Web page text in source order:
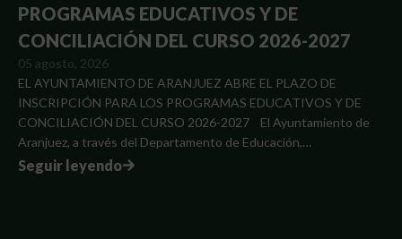
PROGRAMAS EDUCATIVOS Y DE
CONCILIACIÓN DEL CURSO 2026-2027
05 agosto, 2026
EL AYUNTAMIENTO DE ARANJUEZ ABRE EL PLAZO DE
INSCRIPCIÓN PARA LOS PROGRAMAS EDUCATIVOS Y DE
CONCILIACIÓN DEL CURSO 2026-2027 El Ayuntamiento de
Aranjuez, a través del Departamento de Educación,…
Seguir leyendo